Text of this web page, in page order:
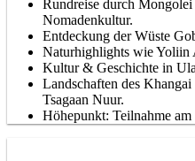
Rundreise durch
Nomadenkultur.
Entdeckung der Wüste
Naturhighlights wie Yoliin
Kultur & Geschichte in
Landschaften des
Tsagaan Nuur.
Höhepunkt: Teilnahme